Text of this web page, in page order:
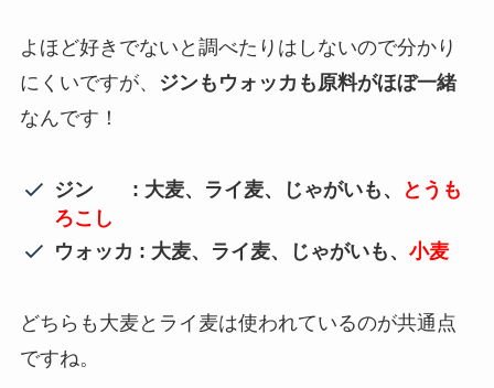
よほど好きでないと調べたりはしないので分かり
にくいですが、
ジンもウォッカも原料がほぼ一緒
なんです！
ジン : 大麦、ライ麦、じゃがいも、
とうも
ろこし
ウォッカ : 大麦、ライ麦、じゃがいも、小麦
どちらも大麦とライ麦は使われているのが共通点
ですね。